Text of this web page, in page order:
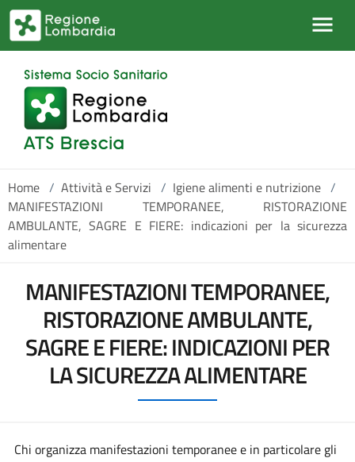
Salta al contenuto principale
Home / Attività e Servizi / Igiene alimenti e nutrizione /
MANIFESTAZIONI TEMPORANEE, RISTORAZIONE
AMBULANTE, SAGRE E FIERE: indicazioni per la sicurezza
alimentare
MANIFESTAZIONI TEMPORANEE,
RISTORAZIONE AMBULANTE,
SAGRE E FIERE: INDICAZIONI PER
LA SICUREZZA ALIMENTARE
Chi organizza manifestazioni temporanee e in particolare gli